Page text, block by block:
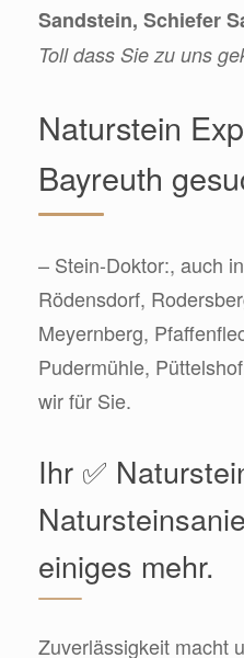
Sandstein, Schiefer
Toll dass Sie zu uns
Naturstein
Bayreuth
– Stein-Doktor:, auch
Rödensdorf,
Meyernberg,
Pudermühle,
wir für Sie.
Ihr ✅
einiges mehr.
Zuverlässigkeit macht